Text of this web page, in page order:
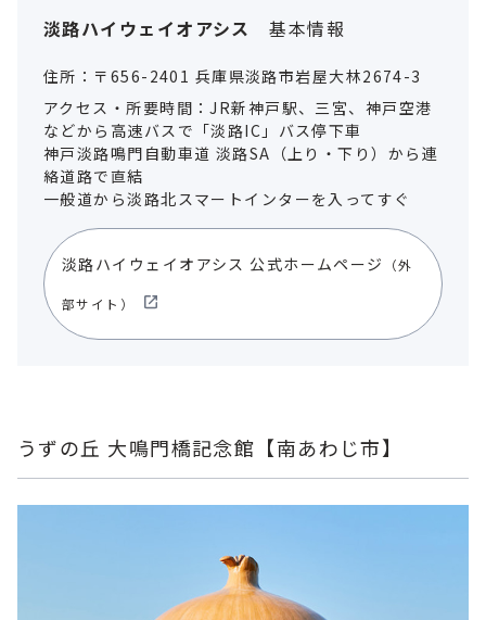
淡路ハイウェイオアシス 基本情報
住所：〒656-2401 兵庫県淡路市岩屋大林2674-3
アクセス・所要時間：JR新神戸駅、三宮、神戸空港
などから高速バスで「淡路IC」バス停下車
神戸淡路鳴門自動車道 淡路SA（上り・下り）から連
絡道路で直結
一般道から淡路北スマートインターを入ってすぐ
淡路ハイウェイオアシス 公式ホームページ （外
部サイト）
うずの丘 大鳴門橋記念館【南あわじ市】